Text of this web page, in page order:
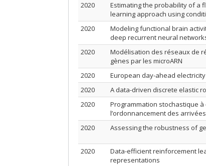
2020
Estimating the probability of a
learning approach using
2020
Modeling functional brain
deep recurrent neural
2020
Modélisation des réseaux de
gènes par les microARN
2020 European day-ahead
2020
A data-driven discrete elastic
2020
Programmation stochastique
l’ordonnancement des
2020
Assessing the robustness of
2020
Data-efficient reinforcement
representations